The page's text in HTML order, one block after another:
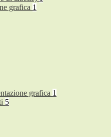
grafica 1
grafica 1
5